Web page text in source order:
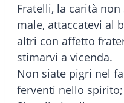
Fratelli, la carità
male, attaccatevi al
altri con affetto
stimarvi a vicenda.
Non siate pigri nel
ferventi nello